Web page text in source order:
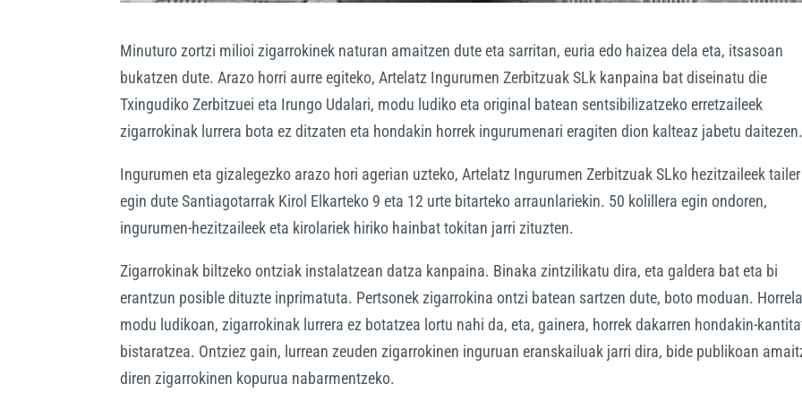
Minuturo zortzi milioi zigarrokinek naturan amaitzen dute eta sarritan, euria edo haizea dela eta, itsasoan
bukatzen dute. Arazo horri aurre egiteko, Artelatz Ingurumen Zerbitzuak SLk kanpaina bat diseinatu die
Txingudiko Zerbitzuei eta Irungo Udalari, modu ludiko eta original batean sentsibilizatzeko erretzaileek
zigarrokinak lurrera bota ez ditzaten eta hondakin horrek ingurumenari eragiten dion kalteaz jabetu daitezen.
Ingurumen eta gizalegezko arazo hori agerian uzteko, Artelatz Ingurumen Zerbitzuak SLko hezitzaileek
egin dute Santiagotarrak Kirol Elkarteko 9 eta 12 urte bitarteko arraunlariekin. 50 kolillera egin ondoren,
ingurumen-hezitzaileek eta kirolariek hiriko hainbat tokitan jarri zituzten.
Zigarrokinak biltzeko ontziak instalatzean datza kanpaina. Binaka zintzilikatu dira, eta galdera bat eta bi
erantzun posible dituzte inprimatuta. Pertsonek zigarrokina ontzi batean sartzen dute, boto moduan.
modu ludikoan, zigarrokinak lurrera ez botatzea lortu nahi da, eta, gainera, horrek dakarren hondakin-
bistaratzea. Ontziez gain, lurrean zeuden zigarrokinen inguruan eranskailuak jarri dira, bide publikoan
diren zigarrokinen kopurua nabarmentzeko.